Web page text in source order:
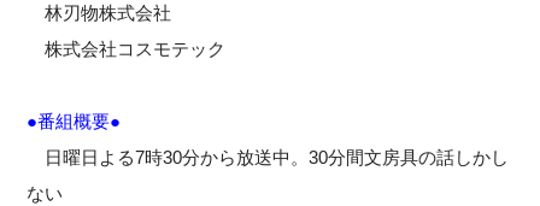
林刃物株式会社
株式会社コスモテック
●番組概要●
日曜日よる7時30分から放送中。30分間文房具の話しかし
ない